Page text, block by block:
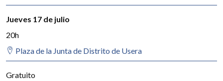
Jueves 17 de julio
20h
Plaza de la Junta de Distrito de Usera
Precio:
Gratuito